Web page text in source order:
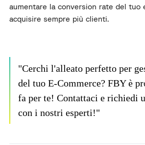
aumentare la conversion rate del tuo
acquisire sempre più clienti.
"Cerchi l'alleato perfetto per
del tuo E-Commerce? FBY è
fa per te! Contattaci e richiedi
con i nostri esperti!"